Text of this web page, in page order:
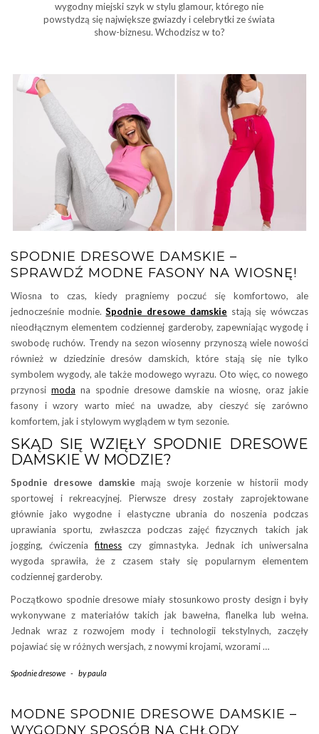
wygodny miejski szyk w stylu glamour, którego nie
powstydzą się największe gwiazdy i celebrytki ze świata
show-biznesu. Wchodzisz w to?
SPODNIE DRESOWE DAMSKIE –
SPRAWDŹ MODNE FASONY NA WIOSNĘ!
Wiosna to czas, kiedy pragniemy poczuć się komfortowo, ale
jednocześnie modnie.Spodnie dresowe damskie stają się wówczas
nieodłącznym elementem codziennej garderoby, zapewniając wygodę i
swobodę ruchów. Trendy na sezon wiosenny przynoszą wiele nowości
również w dziedzinie dresów damskich, które stają się nie tylko
symbolem wygody, ale także modowego wyrazu. Oto więc, co nowego
przynosi moda na spodnie dresowe damskie na wiosnę, oraz jakie
fasony i wzory warto mieć na uwadze, aby cieszyć się zarówno
komfortem, jak i stylowym wyglądem w tym sezonie.
SKĄD SIĘ WZIĘŁY SPODNIE DRESOWE
DAMSKIE W MODZIE?
Spodnie dresowe damskie mają swoje korzenie w historii mody
sportowej i rekreacyjnej. Pierwsze dresy zostały zaprojektowane
głównie jako wygodne i elastyczne ubrania do noszenia podczas
uprawiania sportu, zwłaszcza podczas zajęć fizycznych takich jak
jogging, ćwiczeniafitness czy gimnastyka. Jednak ich uniwersalna
wygoda sprawiła, że z czasem stały się popularnym elementem
codziennej garderoby.
Początkowo spodnie dresowe miały stosunkowo prosty design i były
wykonywane z materiałów takich jak bawełna, flanelka lub wełna.
Jednak wraz z rozwojem mody i technologii tekstylnych, zaczęły
pojawiać się w różnych wersjach, z nowymi krojami, wzorami …
Spodnie dresowe - bypaula
MODNE SPODNIE DRESOWE DAMSKIE –
WYGODNY SPOSÓB NA CHŁODY